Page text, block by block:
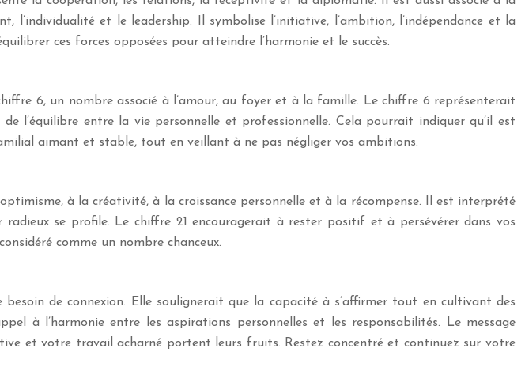
l’individualité et le leadership. Il symbolise l’initiative, l’ambition, l’indépendance et la
ces forces opposées pour atteindre l’harmonie et le succès.
6, un nombre associé à l’amour, au foyer et à la famille. Le chiffre 6 représenterait
l’équilibre entre la vie personnelle et professionnelle. Cela pourrait indiquer qu’il est
aimant et stable, tout en veillant à ne pas négliger vos ambitions.
à la créativité, à la croissance personnelle et à la récompense. Il est interprété
se profile. Le chiffre 21 encouragerait à rester positif et à persévérer dans vos
comme un nombre chanceux.
de connexion. Elle soulignerait que la capacité à s’affirmer tout en cultivant des
à l’harmonie entre les aspirations personnelles et les responsabilités. Le message
et votre travail acharné portent leurs fruits. Restez concentré et continuez sur votre